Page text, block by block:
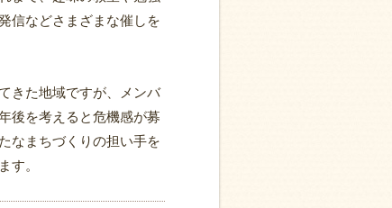
信などさまざまな催しを
きた地域ですが、メンバ
後を考えると危機感が募
なまちづくりの担い手を
す。